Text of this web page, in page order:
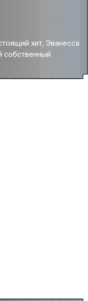
хит, Эванесса
собственный